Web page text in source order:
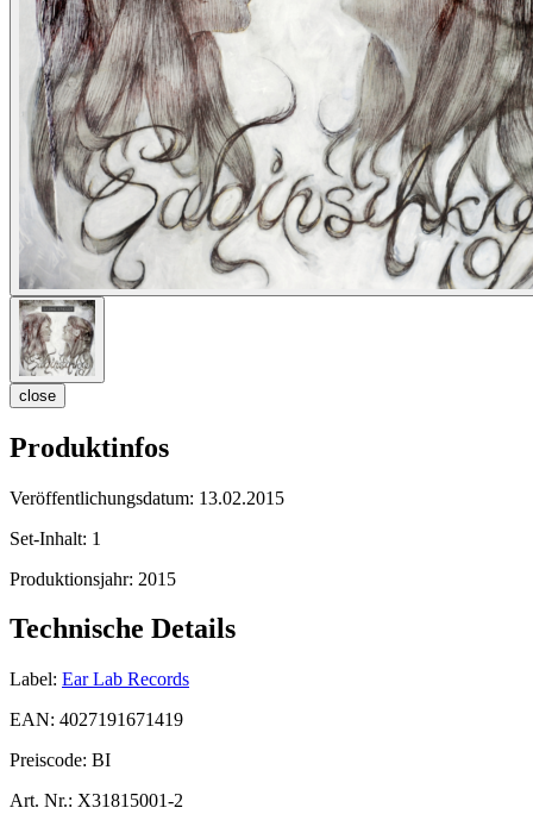
close
Produktinfos
Veröffentlichungsdatum: 13.02.2015
Set-Inhalt: 1
Produktionsjahr: 2015
Technische Details
Label: Ear Lab Records
EAN: 4027191671419
Preiscode: BI
Art. Nr.: X31815001-2